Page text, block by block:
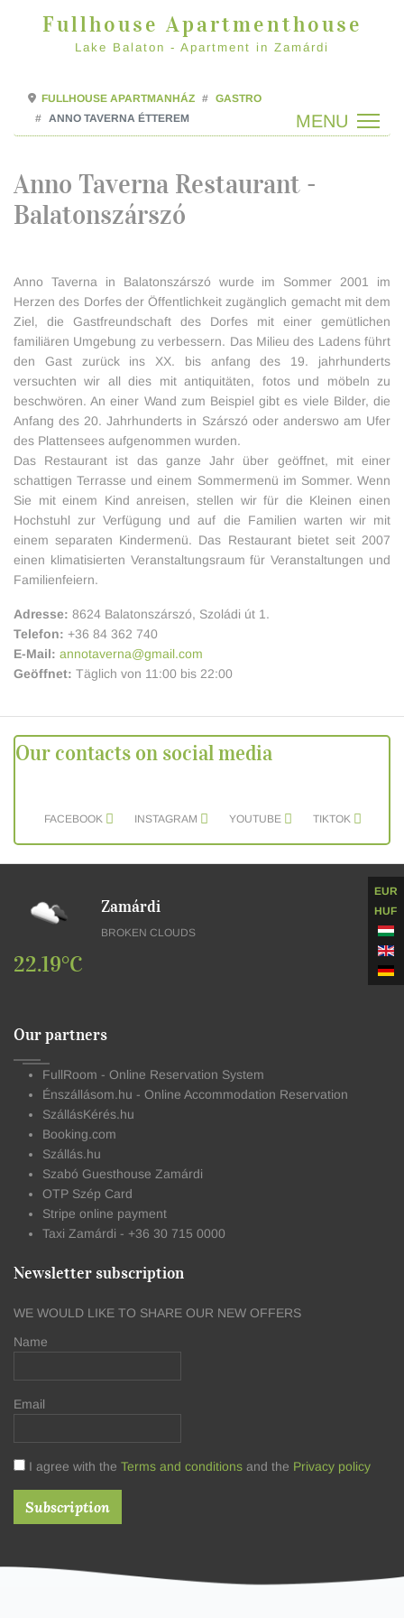
Fullhouse Apartmenthouse
Lake Balaton - Apartment in Zamárdi
EUR
HUF
FULLHOUSE APARTMANHÁZ
GASTRO
ANNO TAVERNA ÉTTEREM
Anno Taverna Restaurant -
Balatonszárszó
Anno Taverna in Balatonszárszó wurde im Sommer 2001 im
Herzen des Dorfes der Öffentlichkeit zugänglich gemacht mit dem
Ziel, die Gastfreundschaft des Dorfes mit einer gemütlichen
familiären Umgebung zu verbessern. Das Milieu des Ladens führt
den Gast zurück ins XX. bis anfang des 19. jahrhunderts
versuchten wir all dies mit antiquitäten, fotos und möbeln zu
beschwören. An einer Wand zum Beispiel gibt es viele Bilder, die
Anfang des 20. Jahrhunderts in Szárszó oder anderswo am Ufer
des Plattensees aufgenommen wurden.
Das Restaurant ist das ganze Jahr über geöffnet, mit einer
schattigen Terrasse und einem Sommermenü im Sommer. Wenn
Sie mit einem Kind anreisen, stellen wir für die Kleinen einen
Hochstuhl zur Verfügung und auf die Familien warten wir mit
einem separaten Kindermenü. Das Restaurant bietet seit 2007
einen klimatisierten Veranstaltungsraum für Veranstaltungen und
Familienfeiern.
Adresse: 8624 Balatonszárszó, Szoládi út 1.
Telefon: +36 84 362 740
E-Mail: annotaverna@gmail.com
Geöffnet: Täglich von 11:00 bis 22:00
Our contacts on social media
FACEBOOK INSTAGRAM YOUTUBE TIKTOK
22.19°C
Zamárdi
BROKEN CLOUDS
Our partners
FullRoom - Online Reservation System
Énszállásom.hu - Online Accommodation Reservation
SzállásKérés.hu
Booking.com
Szállás.hu
Szabó Guesthouse Zamárdi
OTP Szép Card
Stripe online payment
Taxi Zamárdi - +36 30 715 0000
Newsletter subscription
WE WOULD LIKE TO SHARE OUR NEW OFFERS
Name
Email
I agree with the Terms and conditions and the Privacy policy